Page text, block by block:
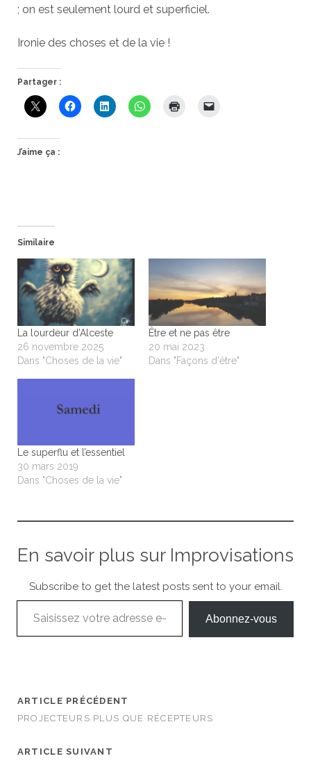
; on est seulement lourd et superficiel.
Ironie des choses et de la vie !
Partager :
J’aime ça :
Similaire
La lourdeur d’Alceste
26 novembre 2025
Dans "Choses de la vie"
Être et ne pas être
20 mai 2023
Dans "Façons d'être"
Le superflu et l’essentiel
30 mars 2019
Dans "Choses de la vie"
En savoir plus sur Improvisations
Subscribe to get the latest posts sent to your email.
Saisissez votre adresse e-mail…
Abonnez-vous
ARTICLE PRÉCÉDENT
PROJECTEURS PLUS QUE RÉCEPTEURS
ARTICLE SUIVANT